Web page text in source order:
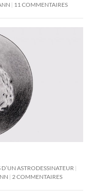
11 COMMENTAIRES
D’UN ASTRODESSINATEUR
2 COMMENTAIRES